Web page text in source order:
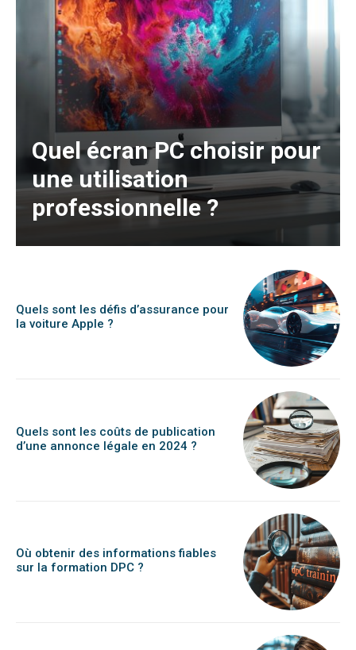
Quel écran PC choisir pour
une utilisation
professionnelle ?
Quels sont les défis d’assurance pour
la voiture Apple ?
Quels sont les coûts de publication
d’une annonce légale en 2024 ?
Où obtenir des informations fiables
sur la formation DPC ?